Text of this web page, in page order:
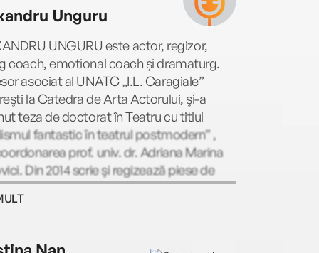
Book Prize și a fost nominalizat de trei
Carnegie. În România au mai
printre altele, la Editura Nemi, volumele
copii: Un băiat numit Crăciun (2016, 2021,
Fetița care a salvat Crăciunul (2017, 2025)
Moș Crăciun (2018, 2025). Cărțile lui au
în peste 40 de limbi.
Unguru
UNGURU este actor, regizor,
coach, emotional coach și dramaturg.
asociat al UNATC „I.L. Caragiale”
la Catedra de Arta Actorului, şi-a
teza de doctorat în Teatru cu titlul
fantastic în teatrul postmodern” ,
prof. univ. dr. Adriana Marina
Din 2014 scrie şi regizează piese de
utilizând spațiile teatrului independent din
Ca actor a colaborat cu Teatrul
de Operetă "Ion Dacian", Teatrul